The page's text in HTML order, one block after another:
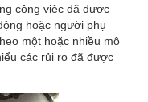
công việc đã được
hoặc người phụ
một hoặc nhiều mô
các rủi ro đã được